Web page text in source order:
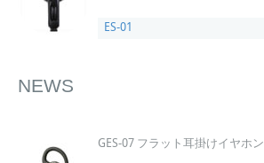
ES-01
NEWS
GES-07 フラット耳掛けイヤホン